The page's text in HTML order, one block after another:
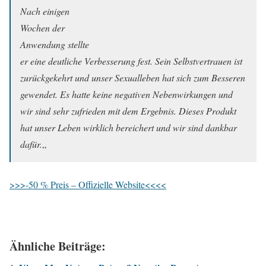
Nach einigen
Wochen der
Anwendung stellte
er eine deutliche Verbesserung fest. Sein Selbstvertrauen ist
zurückgekehrt und unser Sexualleben hat sich zum Besseren
gewendet. Es hatte keine negativen Nebenwirkungen und
wir sind sehr zufrieden mit dem Ergebnis. Dieses Produkt
hat unser Leben wirklich bereichert und wir sind dankbar
dafür.„
>>>-50 % Preis – Offizielle Website<<<<
Ähnliche Beiträge: